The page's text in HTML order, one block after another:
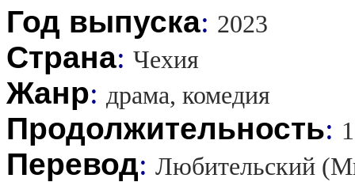
Год выпуска: 2023
Страна: Чехия
Жанр: драма, комедия
Продолжительность:
Перевод: Любительский